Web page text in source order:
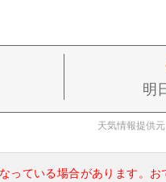
明
天気情報提供
っている場合があります。